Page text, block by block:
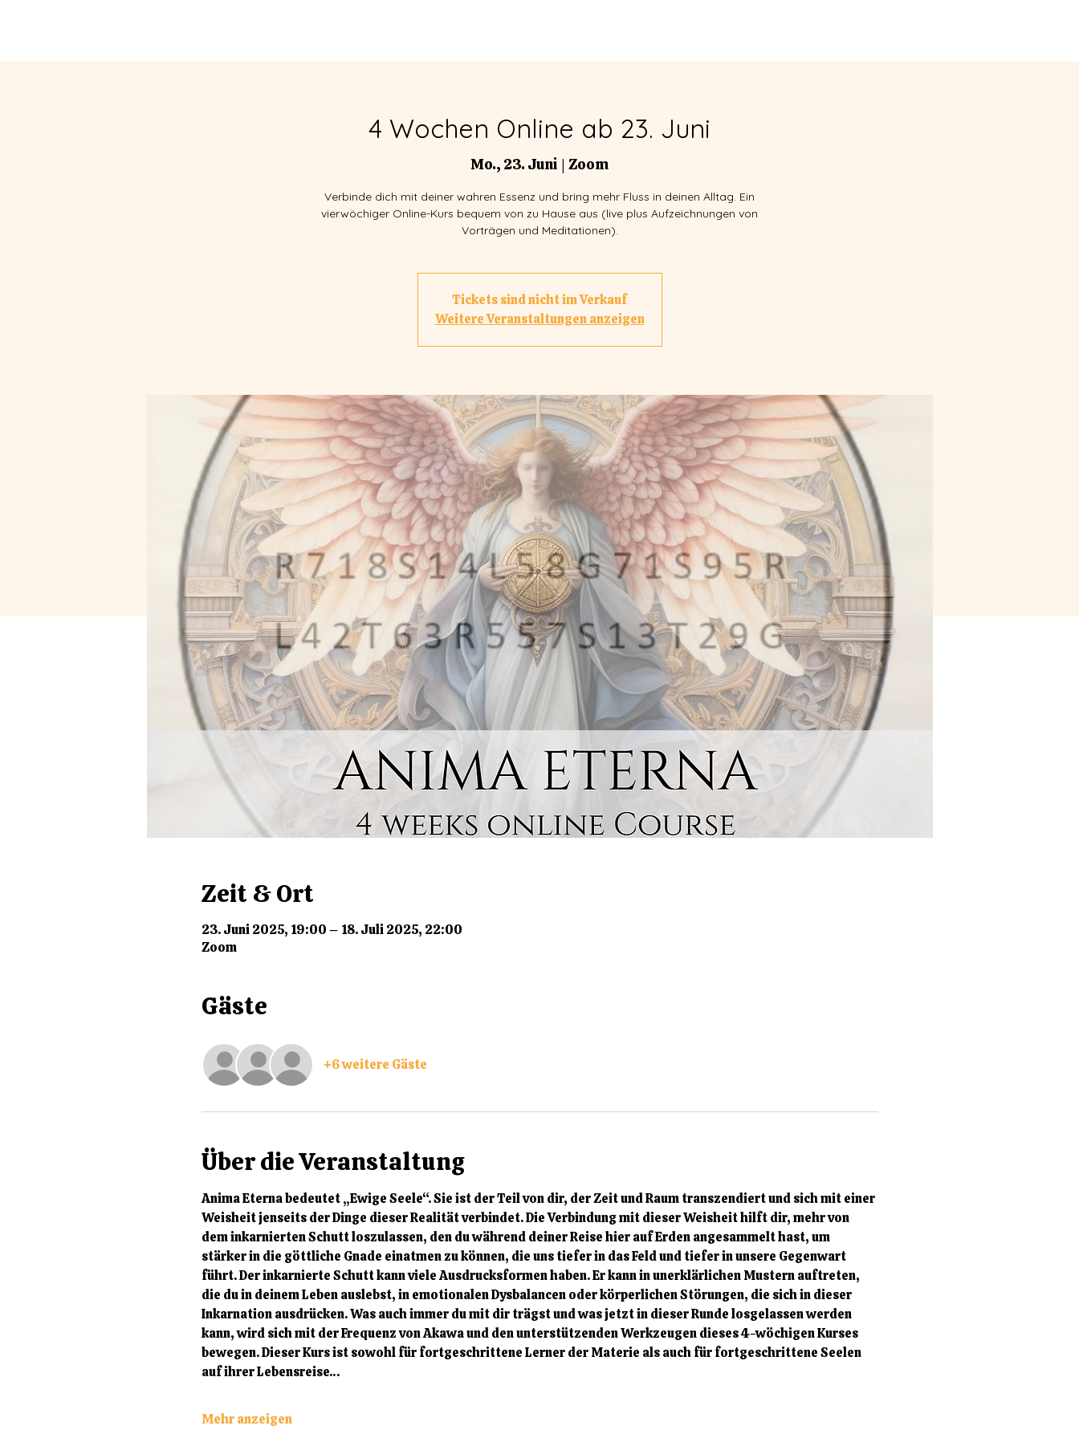
4 Wochen Online ab 23. Juni
Mo., 23. Juni
  |
Zoom
Verbinde dich mit deiner wahren Essenz und bring mehr Fluss in deinen Alltag. Ein
vierwöchiger Online-Kurs bequem von zu Hause aus (live plus Aufzeichnungen von
Vorträgen und Meditationen).
Tickets sind nicht im Verkauf
Weitere Veranstaltungen anzeigen
Zeit & Ort
23. Juni 2025, 19:00 – 18. Juli 2025, 22:00
Zoom
Gäste
+6 weitere Gäste
Über die Veranstaltung
Anima Eterna bedeutet „Ewige Seele“. Sie ist der Teil von dir, der Zeit und Raum transzendiert und sich mit einer
Weisheit jenseits der Dinge dieser Realität verbindet. Die Verbindung mit dieser Weisheit hilft dir, mehr von
dem inkarnierten Schutt loszulassen, den du während deiner Reise hier auf Erden angesammelt hast, um
stärker in die göttliche Gnade einatmen zu können, die uns tiefer in das Feld und tiefer in unsere Gegenwart
führt. Der inkarnierte Schutt kann viele Ausdrucksformen haben. Er kann in unerklärlichen Mustern auftreten,
die du in deinem Leben auslebst, in emotionalen Dysbalancen oder körperlichen Störungen, die sich in dieser
Inkarnation ausdrücken. Was auch immer du mit dir trägst und was jetzt in dieser Runde losgelassen werden
kann, wird sich mit der Frequenz von Akawa und den unterstützenden Werkzeugen dieses 4-wöchigen Kurses
bewegen. Dieser Kurs ist sowohl für fortgeschrittene Lerner der Materie als auch für fortgeschrittene Seelen
auf ihrer Lebensreise…
Mehr anzeigen